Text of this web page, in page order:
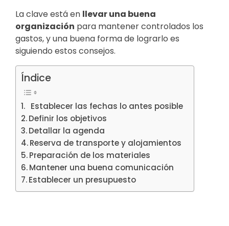
La clave está en llevar una buena
organización para mantener controlados los
gastos, y una buena forma de lograrlo es
siguiendo estos consejos.
Índice
Establecer las fechas lo antes posible
Definir los objetivos
Detallar la agenda
Reserva de transporte y alojamientos
Preparación de los materiales
Mantener una buena comunicación
Establecer un presupuesto